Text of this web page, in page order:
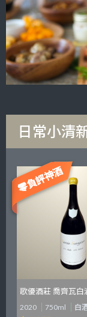
日常小清
零負評神酒
歌優酒莊 喬齊瓦白
2020 750ml 白